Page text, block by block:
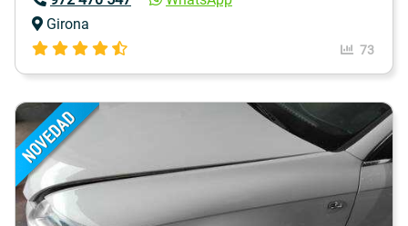
Girona
73